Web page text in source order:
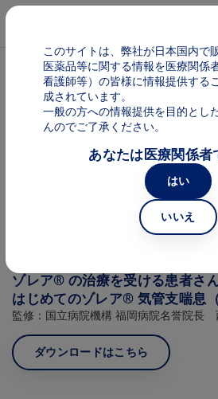
メイン
パンくず
気管支喘息
疾患について ICされ
患者さま向け提供情報・資料
ゾレア® の治療を受ける患者さ
はじめてのゾレア® 気管支喘息（
監修：国立病院機構 福岡病院名誉院長
ダウンロードはこちら
このサイトは、弊社が日本国内で
医薬品等に関する情報を医療関係
看護師等）の皆様に情報提供する
成されています。
一般の方への情報提供を目的とし
んのでご了承ください。
あなたは医療関係者
はい
いいえ